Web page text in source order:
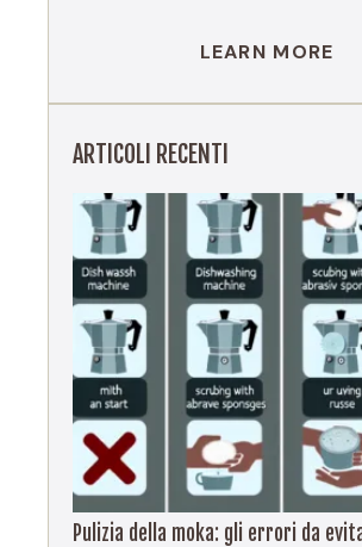
LEARN MORE
ARTICOLI RECENTI
Pulizia della moka: gli errori da